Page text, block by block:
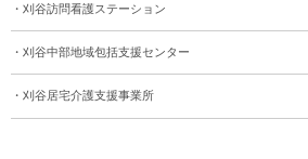
・刈谷訪問看護ステーション
・刈谷中部地域包括支援センター
・刈谷居宅介護支援事業所